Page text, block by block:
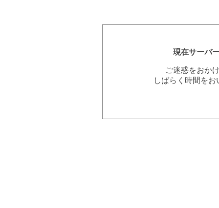
現在サーバ
ご迷惑をおか
しばらく時間を